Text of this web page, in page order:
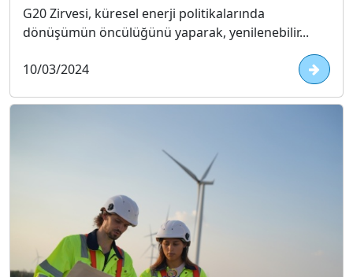
G20 Zirvesi, küresel enerji politikalarında
dönüşümün öncülüğünü yaparak, yenilenebilir...
10/03/2024